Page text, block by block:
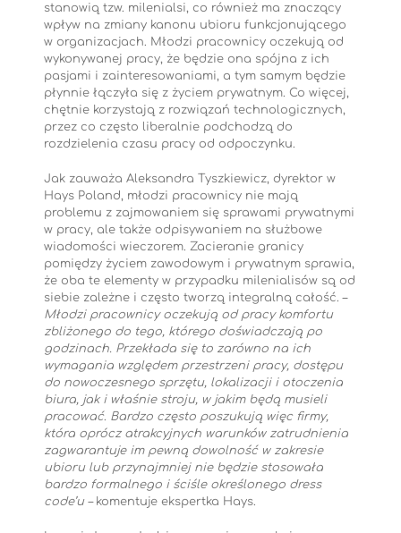
stanowią tzw. milenialsi, co również ma znaczący
wpływ na zmiany kanonu ubioru funkcjonującego
w organizacjach. Młodzi pracownicy oczekują od
wykonywanej pracy, że będzie ona spójna z ich
pasjami i zainteresowaniami, a tym samym będzie
płynnie łączyła się z życiem prywatnym. Co więcej,
chętnie korzystają z rozwiązań technologicznych,
przez co często liberalnie podchodzą do
rozdzielenia czasu pracy od odpoczynku.
Jak zauważa Aleksandra Tyszkiewicz, dyrektor w
Hays Poland, młodzi pracownicy nie mają
problemu z zajmowaniem się sprawami prywatnymi
w pracy, ale także odpisywaniem na służbowe
wiadomości wieczorem. Zacieranie granicy
pomiędzy życiem zawodowym i prywatnym sprawia,
że oba te elementy w przypadku milenialisów są od
siebie zależne i często tworzą integralną całość. –
Młodzi pracownicy oczekują od pracy komfortu
zbliżonego do tego, którego doświadczają po
godzinach. Przekłada się to zarówno na ich
wymagania względem przestrzeni pracy, dostępu
do nowoczesnego sprzętu, lokalizacji i otoczenia
biura, jak i właśnie stroju, w jakim będą musieli
pracować. Bardzo często poszukują więc firmy,
która oprócz atrakcyjnych warunków zatrudnienia
zagwarantuje im pewną dowolność w zakresie
ubioru lub przynajmniej nie będzie stosowała
bardzo formalnego i ściśle określonego dress
code’u – komentuje ekspertka Hays.